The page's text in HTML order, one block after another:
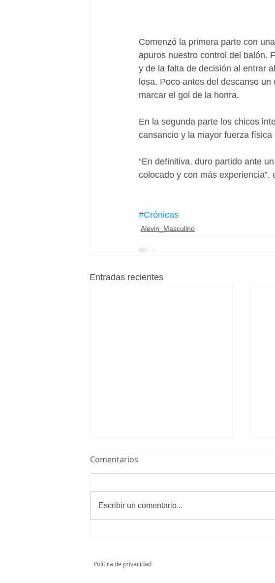
Comenzó la primera parte con
apuros nuestro control del balón.
y de la falta de decisión al entrar
losa. Poco antes del descanso
marcar el gol de la honra.
En la segunda parte los chicos
cansancio y la mayor fuerza
“En definitiva, duro partido ante
colocado y con más
#Crónicas
Alevin_Masculino
Entradas recientes
Preferente!
Comentarios
Escribir un comentario...
Política de privacidad